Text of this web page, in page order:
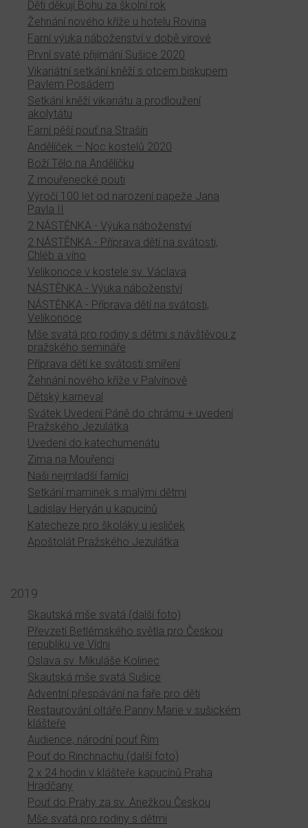
Děti děkují Bohu za školní rok
Žehnání nového kříže u hotelu Rovina
Farní výuka náboženství v době virové
První svaté přijímání Sušice 2020
Vikariátní setkání kněží s otcem biskupem
Pavlem Posádem
Setkání kněží vikariátu a prodloužení
akolytátu
Farní pěší pouť na Strašín
Andělíček – Noc kostelů 2020
Boží Tělo na Andělíčku
Z mouřenecké pouti
Výročí 100 let od narození papeže Jana
Pavla II
2 NÁSTĚNKA - Výuka náboženství
2 NÁSTĚNKA - Příprava dětí na svátosti,
Chléb a víno
Velikonoce v kostele sv. Václava
NÁSTĚNKA - Výuka náboženství
NÁSTĚNKA - Příprava dětí na svátosti,
Velikonoce
Mše svatá pro rodiny s dětmi s návštěvou z
pražského semináře
Příprava dětí ke svátosti smíření
Žehnání nového kříže v Palvínově
Dětský karneval
Svátek Uvedení Páně do chrámu + uvedení
Pražského Jezulátka
Uvedení do katechumenátu
Zima na Mouřenci
Naši nejmladší farníci
Setkání maminek s malými dětmi
Ladislav Heryán u kapucínů
Katecheze pro školáky u jesliček
Apoštolát Pražského Jezulátka
2019
Skautská mše svatá (další foto)
Převzetí Betlémského světla pro Českou
republiku ve Vídni
Oslava sv. Mikuláše Kolinec
Skautská mše svatá Sušice
Adventní přespávání na faře pro děti
Restaurování oltáře Panny Marie v sušickém
klášteře
Audience, národní pouť Řím
Pouť do Rinchnachu (další foto)
2 x 24 hodin v klášteře kapucínů Praha
Hradčany
Pouť do Prahy za sv. Anežkou Českou
Mše svatá pro rodiny s dětmi